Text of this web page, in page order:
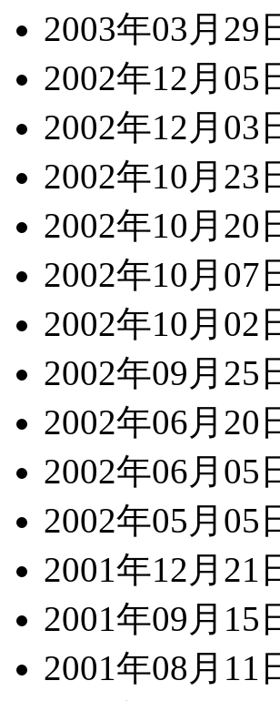
2003年03月29
2002年12月05
2002年12月03
2002年10月23
2002年10月20
2002年10月07
2002年10月02
2002年09月25
2002年06月20
2002年06月05
2002年05月05
2001年12月21
2001年09月15
2001年08月11